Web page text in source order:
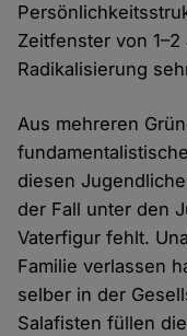
Zeitfenster von
Radikalisierung
Aus mehreren
diesen
der Fall unter den
Vaterfigur fehlt.
Familie verlassen
selber in der
Salafisten füllen